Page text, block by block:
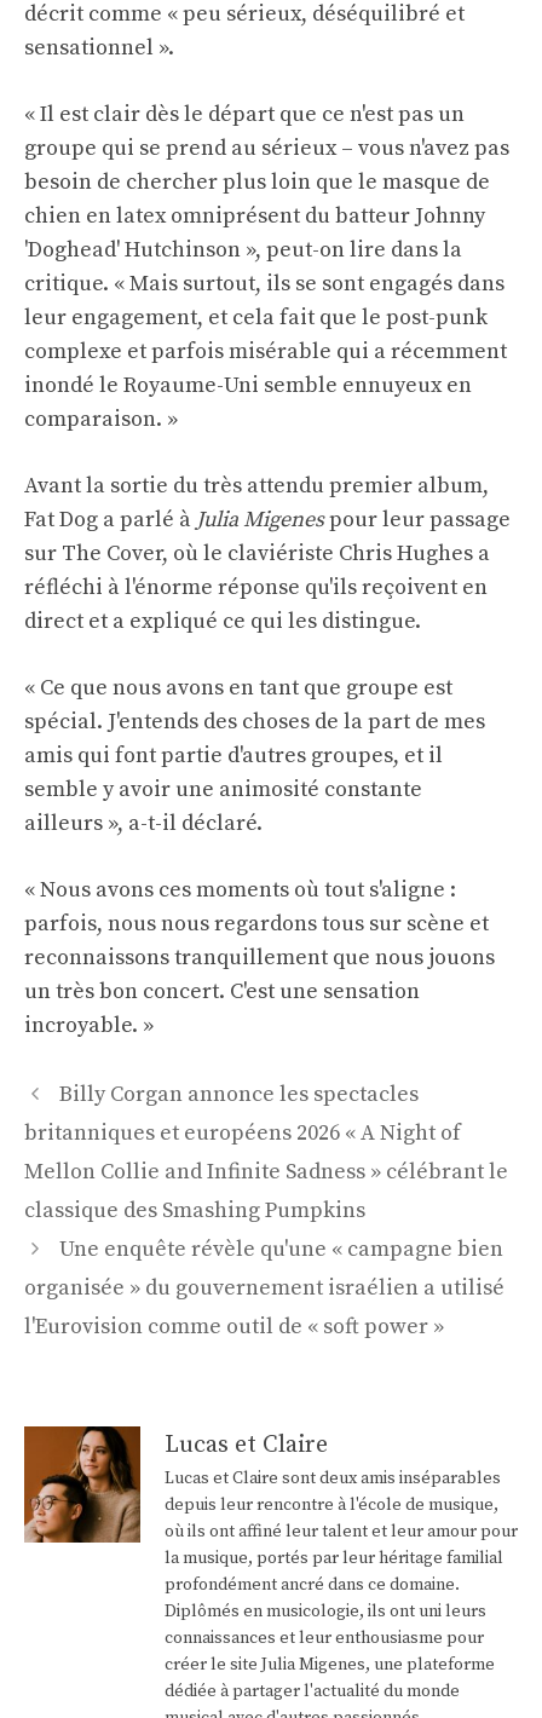
décrit comme « peu sérieux, déséquilibré et
sensationnel ».
« Il est clair dès le départ que ce n'est pas un
groupe qui se prend au sérieux – vous n'avez pas
besoin de chercher plus loin que le masque de
chien en latex omniprésent du batteur Johnny
'Doghead' Hutchinson », peut-on lire dans la
critique. « Mais surtout, ils se sont engagés dans
leur engagement, et cela fait que le post-punk
complexe et parfois misérable qui a récemment
inondé le Royaume-Uni semble ennuyeux en
comparaison. »
Avant la sortie du très attendu premier album,
Fat Dog a parlé à Julia Migenespour leur passage
sur The Cover, où le claviériste Chris Hughes a
réfléchi à l'énorme réponse qu'ils reçoivent en
direct et a expliqué ce qui les distingue.
« Ce que nous avons en tant que groupe est
spécial. J'entends des choses de la part de mes
amis qui font partie d'autres groupes, et il
semble y avoir une animosité constante
ailleurs », a-t-il déclaré.
« Nous avons ces moments où tout s'aligne :
parfois, nous nous regardons tous sur scène et
reconnaissons tranquillement que nous jouons
un très bon concert. C'est une sensation
incroyable. »
Navigation
des
articles
Billy Corgan annonce les spectacles
britanniques et européens 2026 « A Night of
Mellon Collie and Infinite Sadness » célébrant le
classique des Smashing Pumpkins
Une enquête révèle qu'une « campagne bien
organisée » du gouvernement israélien a utilisé
l'Eurovision comme outil de « soft power »
Lucas et Claire
Lucas et Claire sont deux amis inséparables
depuis leur rencontre à l'école de musique,
où ils ont affiné leur talent et leur amour pour
la musique, portés par leur héritage familial
profondément ancré dans ce domaine.
Diplômés en musicologie, ils ont uni leurs
connaissances et leur enthousiasme pour
créer le site Julia Migenes, une plateforme
dédiée à partager l'actualité du monde